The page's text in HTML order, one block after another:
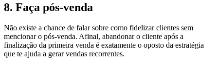
8. Faça pós-venda
Não existe a chance de falar sobre como fidelizar clientes sem
mencionar o pós-venda. Afinal, abandonar o cliente após a
finalização da primeira venda é exatamente o oposto da estratégia
que te ajuda a gerar vendas recorrentes.